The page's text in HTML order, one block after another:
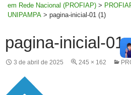
em Rede Nacional (PROFIAP) >
UNIPAMPA > pagina-inicial-01 (1)
pagina-inicial-01
3 de abril de 2025 245 × 162